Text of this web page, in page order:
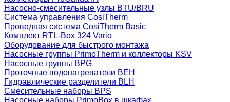
Насосно-смесительные узлы BTU/BRU
Система управления CosiTherm
Проводная система CosiTherm Basic
Комплект RTL‑Box 324 Vario
Оборудование для быстрого монтажа
Насосные группы PrimoTherm и коллекторы KSV
Насосные группы BPG
Проточные водонагреватели BEH
Гидравлические разделители BLH
Смесительные наборы BPS
Насосные наборы PrimoBox в шкафах